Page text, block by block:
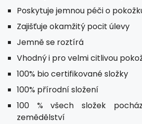
Poskytuje jemnou péči o
Zajišťuje okamžitý pocit úlevy
Jemně se roztírá
Vhodný i pro velmi citlivou
100% bio certifikované složky
100% přírodní složení
100 % všech složek
zemědělství